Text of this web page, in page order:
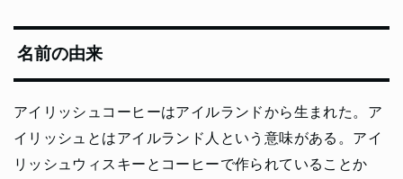
名前の由来
アイリッシュコーヒーはアイルランドから生まれた。ア
イリッシュとはアイルランド人という意味がある。アイ
リッシュウィスキーとコーヒーで作られていることか